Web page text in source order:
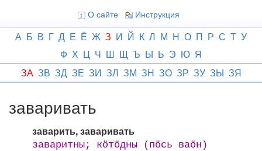
О сайте Инструкция
А Б В Г Д Е Ё Ж З И Й К Л М Н О П Р С Т У
Ф Х Ц Ч Ш Щ Ъ Ы Ь Э Ю Я
ЗА ЗВ ЗД ЗЕ ЗИ ЗЛ ЗМ ЗН ЗО ЗР ЗУ ЗЫ ЗЯ
заваривать
заварить, заваривать
заваритны; кӧтӧдны (пӧсь ваӧн)